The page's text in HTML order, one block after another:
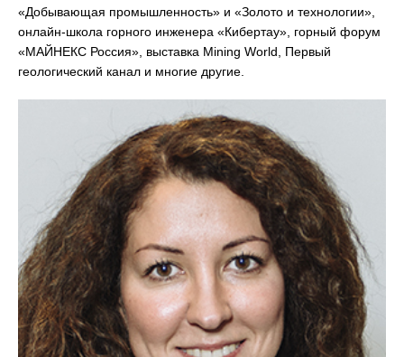
«Добывающая промышленность» и «Золото и технологии»,
онлайн-школа горного инженера «Кибертау», горный форум
«МАЙНЕКС Россия», выставка Mining World, Первый
геологический канал и многие другие.